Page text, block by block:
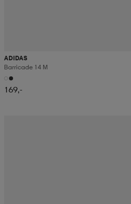
ADIDAS
Barricade 14 M
169,-